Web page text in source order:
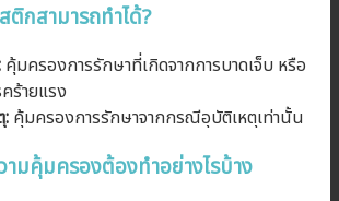
กสามารถทำได้?
คุ้มครองการรักษาที่เกิดจากการบาดเจ็บ หรือ
ร้ายแรง
: คุ้มครองการรักษาจากกรณีอุบัติเหตุเท่านั้น
มคุ้มครองต้องทำอย่างไรบ้าง